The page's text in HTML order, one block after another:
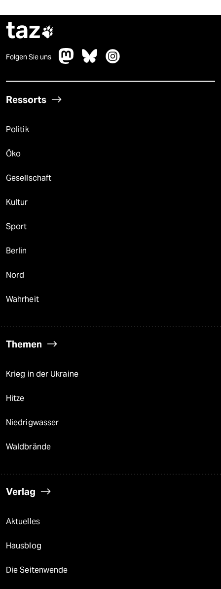
taz
Folgen Sie uns
Ressorts
Politik
Öko
Gesellschaft
Kultur
Sport
Berlin
Nord
Wahrheit
Themen
Krieg in der Ukraine
Hitze
Niedrigwasser
Waldbrände
Verlag
Aktuelles
Hausblog
Die Seitenwende